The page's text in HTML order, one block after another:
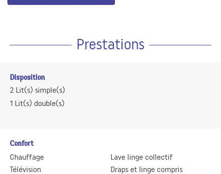
Prestations
Disposition
2 Lit(s) simple(s)
1 Lit(s) double(s)
Confort
Chauffage
Télévision
Lave linge collectif
Draps et linge compris